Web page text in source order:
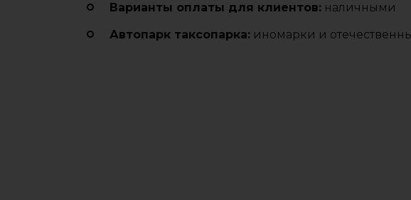
Варианты оплаты для клиентов: наличными
Автопарк таксопарка: иномарки и